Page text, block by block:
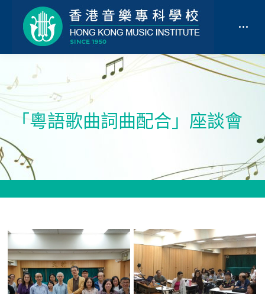
「粵語歌曲詞曲配合」座談會